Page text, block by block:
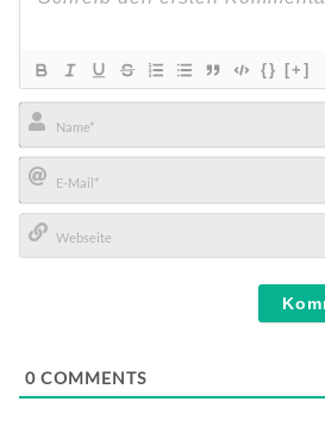
{} [+]
Name*
E-
Mail*
0 COMMENTS